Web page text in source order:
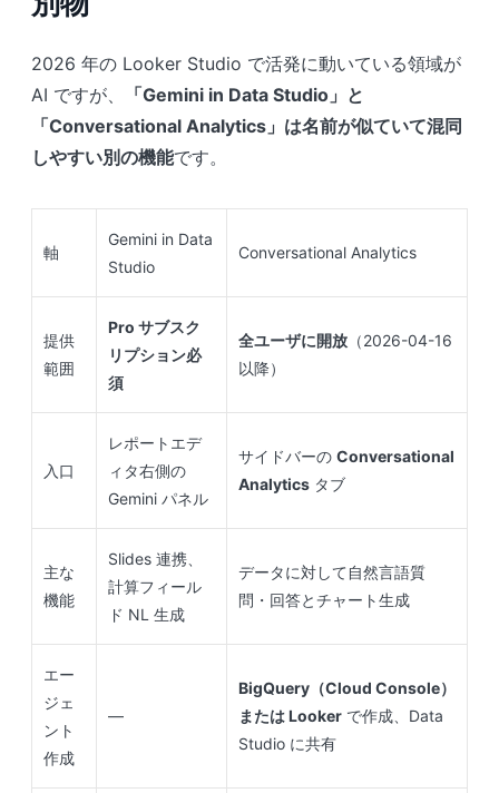
2026 年の Looker Studio で活発に動いている領域が
AI ですが、
「Gemini in Data Studio」と
「Conversational Analytics」は名前が似ていて混同
しやすい別の機能です。
軸
Gemini in Data
Studio
Conversational Analytics
提供
範囲
Pro サブスク
リプション必
須
全ユーザに開放 （2026-04-16
以降）
入口
レポートエデ
ィタ右側の
Gemini パネル
サイドバーの Conversational
Analytics タブ
主な
機能
Slides 連携、
計算フィール
ド NL 生成
データに対して自然言語質
問・回答とチャート生成
エー
ジェ
ント
作成
—
BigQuery（Cloud Console）
または Looker で作成、Data
Studio に共有